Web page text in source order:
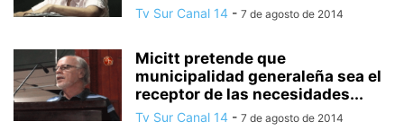
Tv Sur Canal 14 - 7 de agosto de 2014
Micitt pretende que
municipalidad generaleña sea el
receptor de las necesidades...
Tv Sur Canal 14 - 7 de agosto de 2014